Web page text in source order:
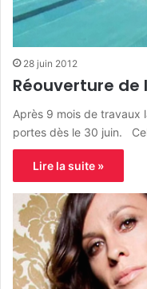
28 juin 2012
Réouverture de
Après 9 mois de travaux
portes dès le 30 juin.
Lire la suite »